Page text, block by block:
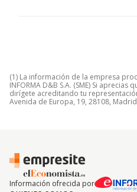
(1) La información de la empresa
INFORMA D&B S.A. (SME) Si
dirígete acreditando tu
Avenida de Europa, 19, 28108,
Información ofrecida por